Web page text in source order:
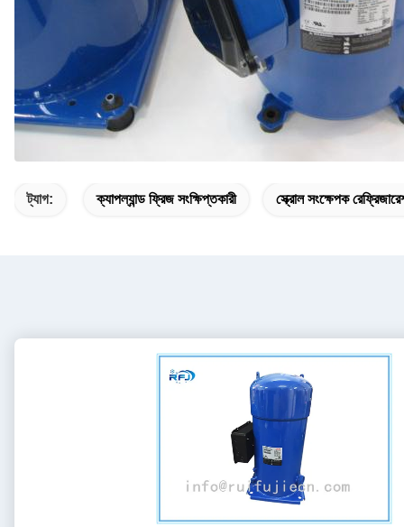
ট্যাগ: ক্যাপল্যান্ড ফ্রিজ সংক্ষিপ্তকারী স্ক্রোল সংক্ষেপক